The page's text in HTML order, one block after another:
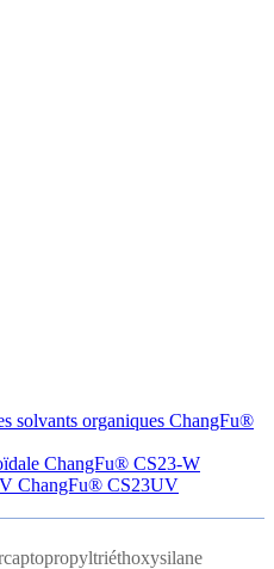
solvants organiques ChangFu®
ChangFu® CS23-W
ChangFu® CS23UV